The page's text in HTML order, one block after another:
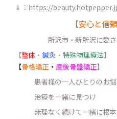
📱：https://
【安心と信
所沢市・新所沢に愛
【整体 ・ 鍼灸 ・ 特殊物理療法】
【骨格矯正 ・ 産後骨盤矯正】
患者様の一人ひとりのお
治療を一緒に見つけ
無理なく続けて一緒に根